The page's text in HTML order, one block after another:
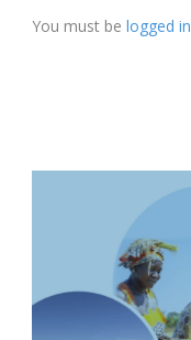
You must be logged in